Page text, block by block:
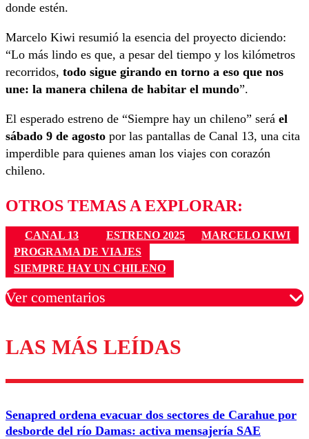
donde estén.
Marcelo Kiwi resumió la esencia del proyecto diciendo:
“Lo más lindo es que, a pesar del tiempo y los kilómetros
recorridos, todo sigue girando en torno a eso que nos
une: la manera chilena de habitar el mundo”.
El esperado estreno de “Siempre hay un chileno” será el
sábado 9 de agosto por las pantallas de Canal 13, una cita
imperdible para quienes aman los viajes con corazón
chileno.
OTROS TEMAS A EXPLORAR:
CANAL 13 ESTRENO 2025
MARCELO KIWI
PROGRAMA DE VIAJES
SIEMPRE HAY UN CHILENO
Ver comentarios
Los comentarios son moderados para garantizar un
diálogo respetuoso.
Nombre
Correo
LAS MÁS LEÍDAS
Senapred ordena evacuar dos sectores de Carahue por
desborde del río Damas: activa mensajería SAE